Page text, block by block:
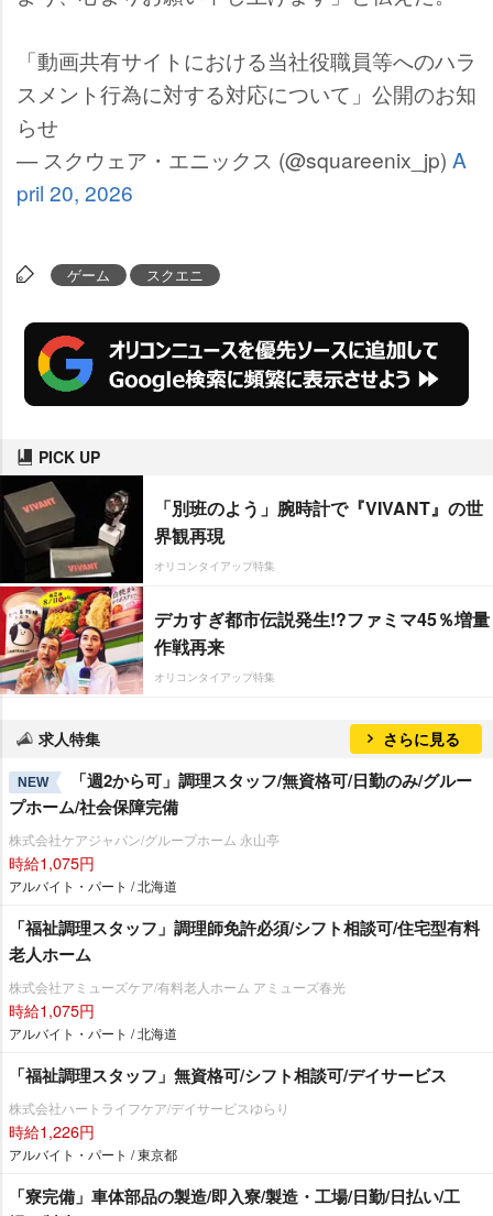
「動画共有サイトにおける当社役職員等へのハラ
スメント行為に対する対応について」公開のお知
らせ
— スクウェア・エニックス (@squareenix_jp) A
pril 20, 2026
ゲーム スクエニ
PICK UP
「別班のよう」腕時計で『VIVANT』の世
界観再現
オリコンタイアップ特集
デカすぎ都市伝説発生!?ファミマ45％増量
作戦再来
オリコンタイアップ特集
求人特集 さらに見る
NEW
「週2から可」調理スタッフ/無資格可/日勤のみ/グルー
プホーム/社会保障完備
株式会社ケアジャパン/グループホーム 永山亭
時給1,075円
アルバイト・パート / 北海道
「福祉調理スタッフ」調理師免許必須/シフト相談可/住宅型有料
老人ホーム
株式会社アミューズケア/有料老人ホーム アミューズ春光
時給1,075円
アルバイト・パート / 北海道
「福祉調理スタッフ」無資格可/シフト相談可/デイサービス
株式会社ハートライフケア/デイサービスゆらり
時給1,226円
アルバイト・パート / 東京都
「寮完備」車体部品の製造/即入寮/製造・工場/日勤/日払い/工